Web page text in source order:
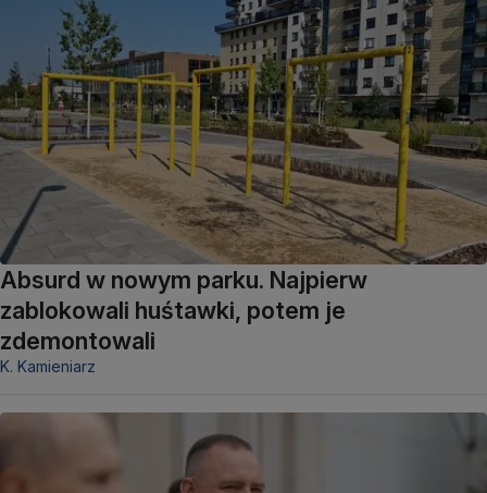
Absurd w nowym parku. Najpierw
zablokowali huśtawki, potem je
zdemontowali
K. Kamieniarz